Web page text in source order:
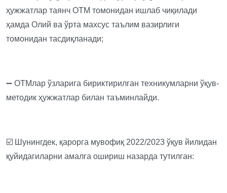
ҳужжатлар таянч ОТМ томонидан ишлаб чиқилади
ҳамда Олий ва ўрта махсус таълим вазирлиги
томонидан тасдиқланади;
➖ ОТМлар ўзларига бириктирилган техникумларни ўқув-
методик ҳужжатлар билан таъминлайди.
☑️ Шунингдек, қарорга мувофиқ 2022/2023 ўқув йилидан
қуйидагиларни амалга ошириш назарда тутилган: